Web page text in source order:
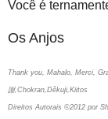
Você é
Os Anjos
Thank you, Mahalo, Merci,
謝,Chokran,Děkuji,Kiitos
Direitos Autorais ©2012 por